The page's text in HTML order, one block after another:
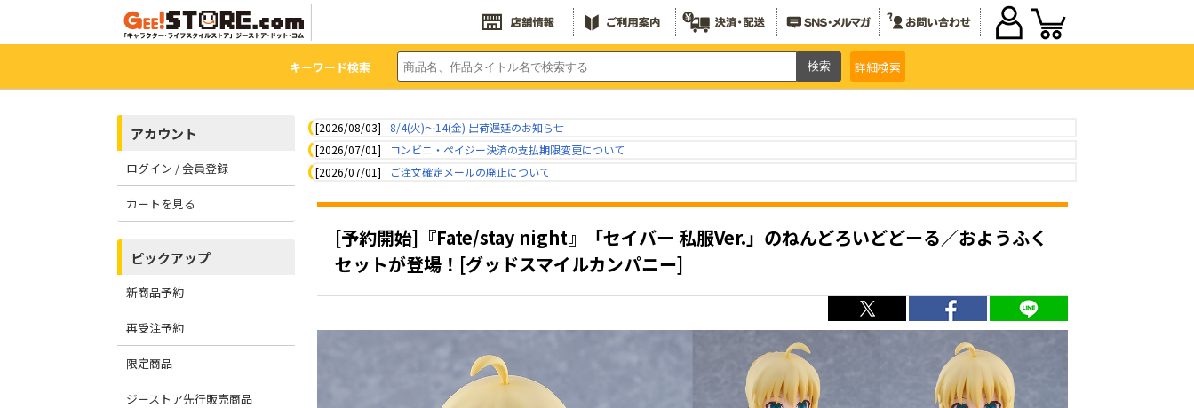
キーワード検索 詳細検索
アカウント
ログイン / 会員登録
カートを見る
ピックアップ
新商品予約
再受注予約
限定商品
ジーストア先行販売商品
[2026/08/03]
8/4(火)～14(金) 出荷遅延のお知らせ
[2026/07/01]
コンビニ・ペイジー決済の支払期限変更について
[2026/07/01]
ご注文確定メールの廃止について
[予約開始]『Fate/stay night』「セイバー 私服Ver.」のねんどろいどどーる／おようふく
セットが登場！[グッドスマイルカンパニー]